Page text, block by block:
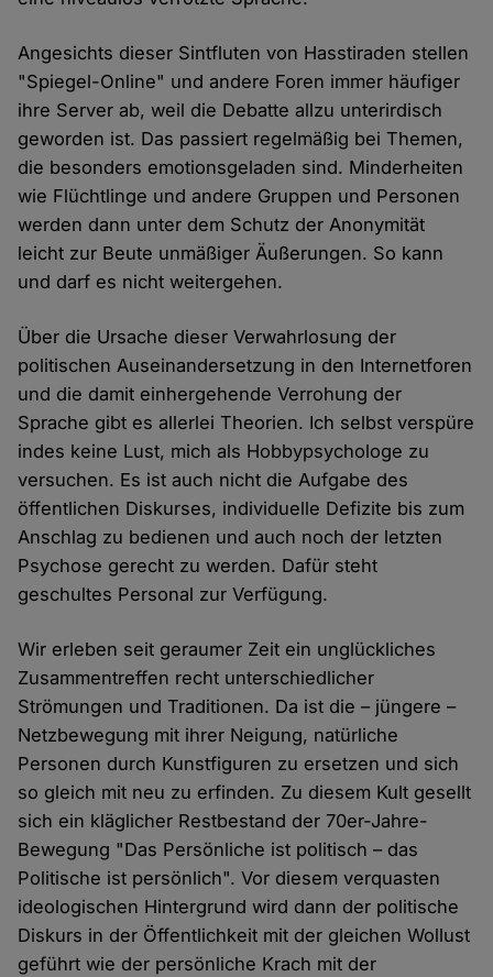
Angesichts dieser Sintfluten von Hasstiraden stellen
"Spiegel-Online" und andere Foren immer häufiger
ihre Server ab, weil die Debatte allzu unterirdisch
geworden ist. Das passiert regelmäßig bei Themen,
die besonders emotionsgeladen sind. Minderheiten
wie Flüchtlinge und andere Gruppen und Personen
werden dann unter dem Schutz der Anonymität
leicht zur Beute unmäßiger Äußerungen. So kann
und darf es nicht weitergehen.
Über die Ursache dieser Verwahrlosung der
politischen Auseinandersetzung in den Internetforen
und die damit einhergehende Verrohung der
Sprache gibt es allerlei Theorien. Ich selbst verspüre
indes keine Lust, mich als Hobbypsychologe zu
versuchen. Es ist auch nicht die Aufgabe des
öffentlichen Diskurses, individuelle Defizite bis zum
Anschlag zu bedienen und auch noch der letzten
Psychose gerecht zu werden. Dafür steht
geschultes Personal zur Verfügung.
Wir erleben seit geraumer Zeit ein unglückliches
Zusammentreffen recht unterschiedlicher
Strömungen und Traditionen. Da ist die – jüngere –
Netzbewegung mit ihrer Neigung, natürliche
Personen durch Kunstfiguren zu ersetzen und sich
so gleich mit neu zu erfinden. Zu diesem Kult gesellt
sich ein kläglicher Restbestand der 70er-Jahre-
Bewegung "Das Persönliche ist politisch – das
Politische ist persönlich". Vor diesem verquasten
ideologischen Hintergrund wird dann der politische
Diskurs in der Öffentlichkeit mit der gleichen Wollust
geführt wie der persönliche Krach mit der